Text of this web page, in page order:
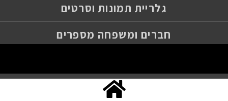
גלריית תמונות וסרטים
חברים ומשפחה מספרים